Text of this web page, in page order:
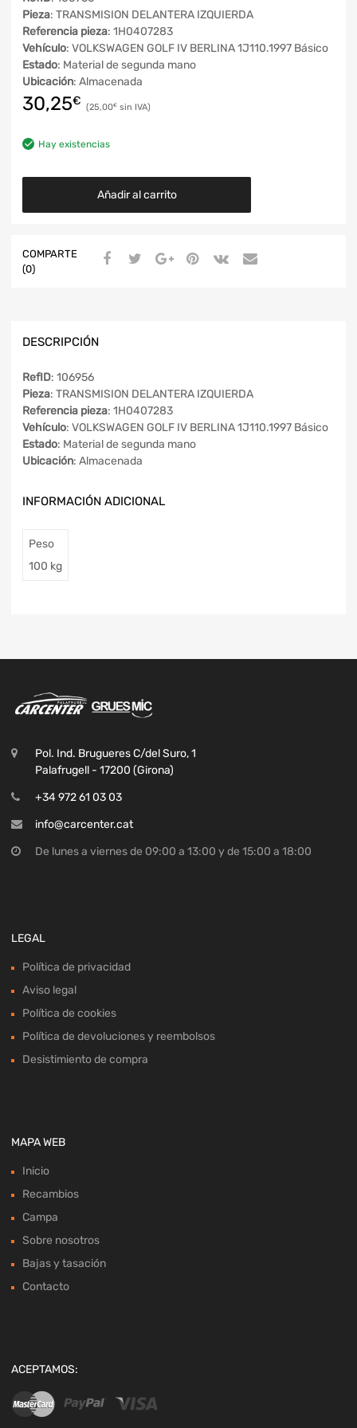
Pieza: TRANSMISION DELANTERA IZQUIERDA
Referencia pieza: 1H0407283
Vehículo: VOLKSWAGEN GOLF IV BERLINA 1J110.1997 Básico
Estado: Material de segunda mano
Ubicación: Almacenada
30,25€ 25,00€
Hay existencias
Añadir al carrito
COMPARTE
(0)
DESCRIPCIÓN
RefID: 106956
Pieza: TRANSMISION DELANTERA IZQUIERDA
Referencia pieza: 1H0407283
Vehículo: VOLKSWAGEN GOLF IV BERLINA 1J110.1997 Básico
Estado: Material de segunda mano
Ubicación: Almacenada
INFORMACIÓN ADICIONAL
Peso
100 kg
Pol. Ind. Brugueres C/del Suro, 1
Palafrugell - 17200 (Girona)
+34 972 61 03 03
info@carcenter.cat
De lunes a viernes de 09:00 a 13:00 y de 15:00 a 18:00
LEGAL
Política de privacidad
Aviso legal
Política de cookies
Política de devoluciones y reembolsos
Desistimiento de compra
MAPA WEB
Inicio
Recambios
Campa
Sobre nosotros
Bajas y tasación
Contacto
ACEPTAMOS: